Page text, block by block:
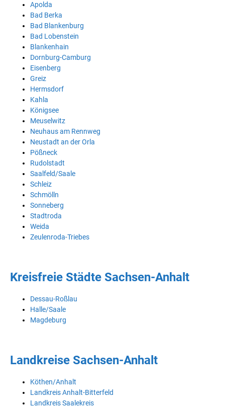
Apolda
Bad Berka
Bad Blankenburg
Bad Lobenstein
Blankenhain
Dornburg-Camburg
Eisenberg
Greiz
Hermsdorf
Kahla
Königsee
Meuselwitz
Neuhaus am Rennweg
Neustadt an der Orla
Pößneck
Rudolstadt
Saalfeld/Saale
Schleiz
Schmölln
Sonneberg
Stadtroda
Weida
Zeulenroda-Triebes
Kreisfreie Städte Sachsen-Anhalt
Dessau-Roßlau
Halle/Saale
Magdeburg
Landkreise Sachsen-Anhalt
Köthen/Anhalt
Landkreis Anhalt-Bitterfeld
Landkreis Saalekreis